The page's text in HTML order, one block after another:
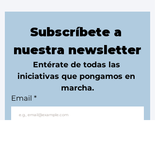
Subscríbete a
nuestra newsletter
Entérate de todas las
iniciativas que pongamos en
marcha.
Email *